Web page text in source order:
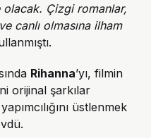
olacak. Çizgi romanlar,
canlı olmasına ilham
Rihanna’yı, filmin
orijinal şarkılar
üstlenmek